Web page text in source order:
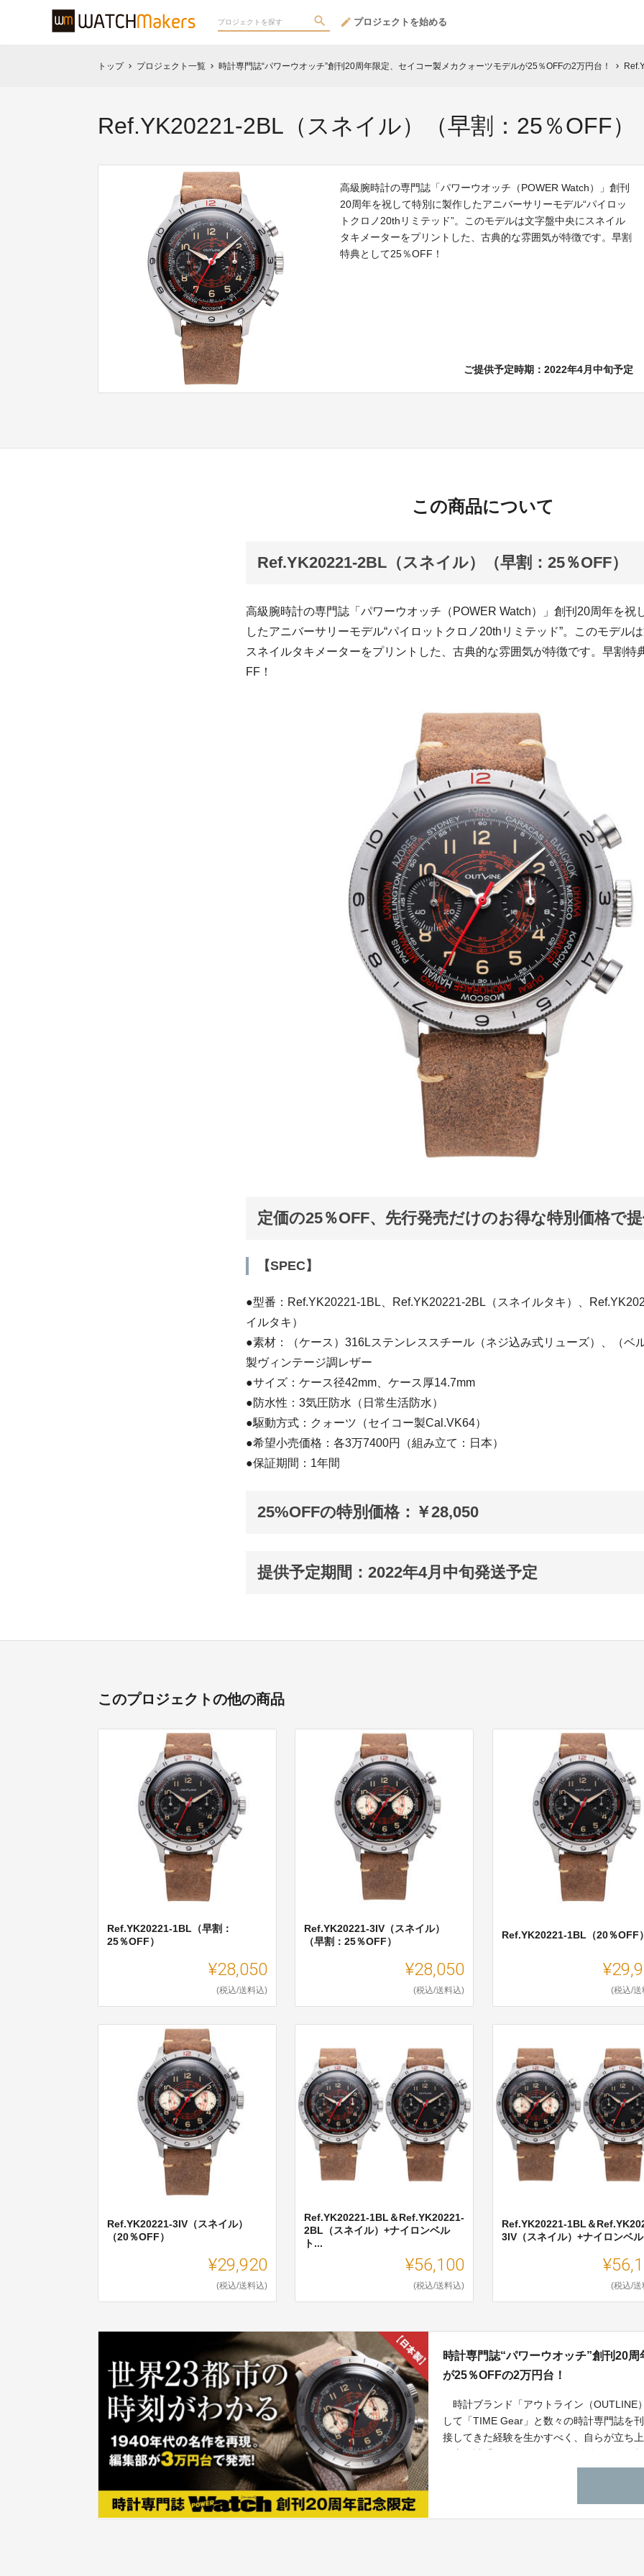
プロジェクトを始める
トップ chevron_right プロジェクト一覧 chevron_right 時計専門誌“パワーウオッチ”創刊20周年限定、セイコー製メカクォーツモデルが25％OFFの2万円台！ chevron_right
Ref.YK20221-2BL（スネイル）（早割：25％OFF）
高級腕時計の専門誌「パワーウオッチ（POWER Watch）」創刊
20周年を祝して特別に製作したアニバーサリーモデル“パイロッ
トクロノ20thリミテッド”。このモデルは文字盤中央にスネイル
タキメーターをプリントした、古典的な雰囲気が特徴です。早割
特典として25％OFF！
ご提供予定時期：2022年4月中旬予定
この商品について
Ref.YK20221-2BL（スネイル）（早割：25％OFF）
高級腕時計の専門誌「パワーウオッチ（POWER Watch）」創刊20周年を祝
したアニバーサリーモデル“パイロットクロノ20thリミテッド”。このモデル
スネイルタキメーターをプリントした、古典的な雰囲気が特徴です。早割特
FF！
定価の25％OFF、先行発売だけのお得な特別価格で
【SPEC】
●型番：Ref.YK20221-1BL、Ref.YK20221-2BL（スネイルタキ）、
イルタキ）
●素材：（ケース）316Lステンレススチール（ネジ込み式リューズ）、（ベ
製ヴィンテージ調レザー
●サイズ：ケース径42mm、ケース厚14.7mm
●防水性：3気圧防水（日常生活防水）
●駆動方式：クォーツ（セイコー製Cal.VK64）
●希望小売価格：各3万7400円（組み立て：日本）
●保証期間：1年間
25%OFFの特別価格：￥28,050
提供予定期間：2022年4月中旬発送予定
このプロジェクトの他の商品
Ref.YK20221-1BL（早割：
25％OFF）
¥28,050
(税込/送料込)
Ref.YK20221-3IV（スネイル）
（早割：25％OFF）
¥28,050
(税込/送料込)
Ref.YK20221-1BL（20％OFF
(税込/送
Ref.YK20221-3IV（スネイル）
（20％OFF）
¥29,920
(税込/送料込)
Ref.YK20221-1BL＆Ref.YK20221-
2BL（スネイル）+ナイロンベル
ト...
¥56,100
(税込/送料込)
Ref.YK20221-1BL＆
3IV（スネイル）+ナイロンベ
(税込/送
時計専門誌“パワーウオッチ”創刊20
が25％OFFの2万円台！
時計ブランド「アウトライン（OUTLINE
して「TIME Gear」と数々の時計専門誌を
接してきた経験を生かすべく、自らが立ち
ージョンを、何と25％OFFの2万円台とい